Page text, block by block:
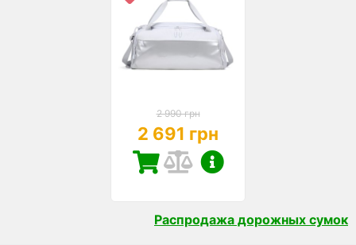
2 990 грн
2 691 грн
Распродажа дорожных сумок